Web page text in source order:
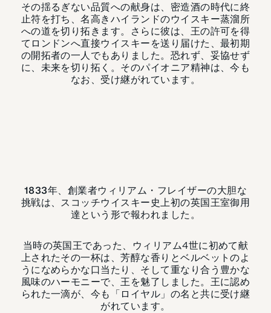
その揺るぎない品質への献身は、密造酒の時代に終
止符を打ち、名高きハイランドのウイスキー蒸溜所
への道を切り拓きます。さらに彼は、王の許可を得
てロンドンへ直接ウイスキーを送り届けた、最初期
の開拓者の一人でもありました。恐れず、妥協せず
に、未来を切り拓く。そのパイオニア精神は、今も
なお、受け継がれています。
1833年、創業者ウィリアム・フレイザーの大胆な
挑戦は、スコッチウイスキー史上初の英国王室御用
達という形で報われました。
当時の英国王であった、ウィリアム4世に初めて献
上されたその一杯は、芳醇な香りとベルベットのよ
うになめらかな口当たり、そして重なり合う豊かな
風味のハーモニーで、王を魅了しました。王に認め
られた一滴が、今も「ロイヤル」の名と共に受け継
がれています。